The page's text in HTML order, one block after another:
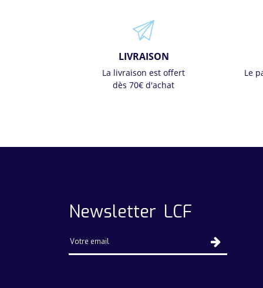
LIVRAISON
La livraison est offert
dès 70€ d'achat
Le
Newsletter LCF